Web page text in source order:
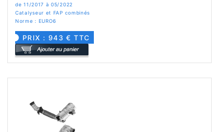
de 11/2017 à 05/2022
Catalyseur et FAP combinés
Norme : EURO6
PRIX : 943 € TTC